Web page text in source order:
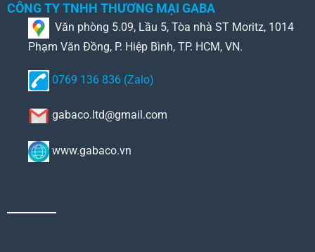
CÔNG TY TNHH THƯƠNG MẠI GABA
Văn phòng 5.09, Lầu 5, Tòa nhà ST Moritz, 1014
Phạm Văn Đồng, P. Hiệp Bình, TP. HCM, VN.
0769 136 836 (Zalo)
gabaco.ltd@gmail.com
www.gabaco.vn